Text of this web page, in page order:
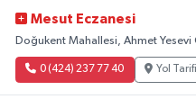
Mesut Eczanesi
Doğukent Mahallesi, Ahmet
0 (424) 237 77 40 Yol